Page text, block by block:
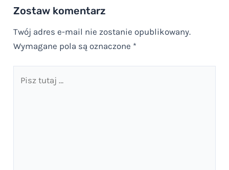
Zostaw komentarz
Twój adres e-mail nie zostanie opublikowany.
Wymagane pola są oznaczone *
tutaj